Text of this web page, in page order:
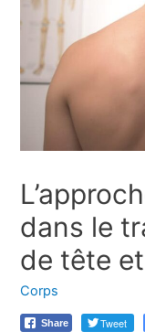
dans le
de tête
Corps
Share Tweet